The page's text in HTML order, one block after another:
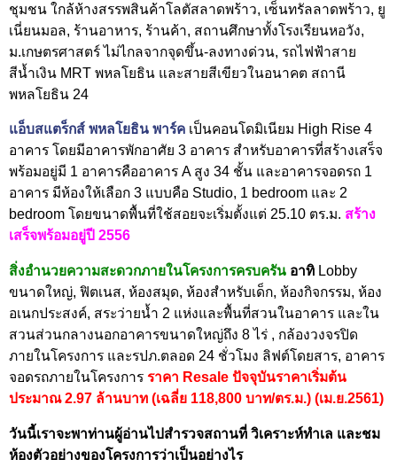
ชุมชน ใกล้ห้างสรรพสินค้าโลตัสลาดพร้าว, เซ็นทรัลลาดพร้าว, ยู
เนี่ยนมอล, ร้านอาหาร, ร้านค้า, สถานศึกษาทั้งโรงเรียนหอวัง,
ม.เกษตรศาสตร์ ไม่ไกลจากจุดขึ้น-ลงทางด่วน, รถไฟฟ้าสาย
สีน้ำเงิน MRT พหลโยธิน และสายสีเขียวในอนาคต สถานี
พหลโยธิน 24
แอ็บสแตร็กส์ พหลโยธิน พาร์ค เป็นคอนโดมิเนียม High Rise 4
อาคาร โดยมีอาคารพักอาศัย 3 อาคาร สำหรับอาคารที่สร้างเสร็จ
พร้อมอยู่มี 1 อาคารคืออาคาร A สูง 34 ชั้น และอาคารจอดรถ 1
อาคาร มีห้องให้เลือก 3 แบบคือ Studio, 1 bedroom และ 2
bedroom โดยขนาดพื้นที่ใช้สอยจะเริ่มตั้งแต่ 25.10 ตร.ม. สร้าง
เสร็จพร้อมอยู่ปี 2556
สิ่งอำนวยความสะดวกภายในโครงการครบครัน อาทิ Lobby
ขนาดใหญ่, ฟิตเนส, ห้องสมุด, ห้องสำหรับเด็ก, ห้องกิจกรรม, ห้อง
อเนกประสงค์, สระว่ายน้ำ 2 แห่งและพื้นที่สวนในอาคาร และใน
สวนส่วนกลางนอกอาคารขนาดใหญ่ถึง 8 ไร่ , กล้องวงจรปิด
ภายในโครงการ และรปภ.ตลอด 24 ชั่วโมง ลิฟต์โดยสาร, อาคาร
จอดรถภายในโครงการ ราคา Resale ปัจจุบันราคาเริ่มต้น
ประมาณ 2.97 ล้านบาท (เฉลี่ย 118,800 บาท/ตร.ม.) (เม.ย.2561)
วันนี้เราจะพาท่านผู้อ่านไปสำรวจสถานที่ วิเคราะห์ทำเล และชม
ห้องตัวอย่างของโครงการว่าเป็นอย่างไร